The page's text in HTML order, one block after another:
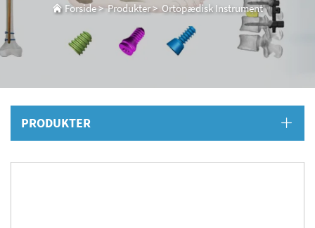
Forside>Produkter> Ortopædisk Instrument
PRODUKTER